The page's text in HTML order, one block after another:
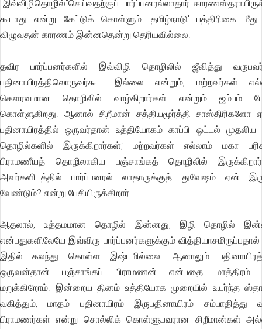
"இவ்விழிதொழில்"செய்வதற்குப் பார்ப்பனரல்லாதார்
கூடாது என்று கேட்டுக் கொள்ளும் 'தமிழ்நாடு' பத்திரிகை மீது
விழுவதன் காரணம் இன்னதென்று தெரியவில்லை.
தவிர பார்ப்பனர்களில் இவ்விழி தொழிலில் ஜீவித்து
பதினாயிரத்திலொருவர்கூட இல்லை என்றும், மற்றவர்கள்
கெளரவமான தொழிலில் வாழ்கிறார்கள் என்றும் ஜம்பம்
கொள்ளுகிறது. ஆனால் சிறீமான் சத்தியமூர்த்தி சாஸ்திரிகளோ
பதினாயிரத்தில் ஒருவர்தான் உத்தியோகம் காப்பி ஓட்டல் முதலிய
தொழில்களில் இருக்கிறார்கள்; மற்றவர்கள் எல்லாம் மகா
பிராமணீயத் தொழிலாகிய பஞ்சாங்கத் தொழிலில்
அவர்களிடத்தில் பார்ப்பனரல் லாதாருக்குத் துவேஷம் ஏன்
வேண்டும்? என்று பேசியிருக்கிறார்.
ஆதலால், உத்தமமான தொழில் இன்னது, இழி தொழில்
என்பதுகளிலேயே இவ்விரு பார்ப்பனர்களுக்கும் வித்தியாசமிருப்பதால்
இதில் கலந்து கொள்ள இஷ்டமில்லை. ஆனாலும்
ஒருவன்தான் பஞ்சாங்கப் பிராமணன் என்பதை மாத்திரம்
மறுக்கிறோம். இன்றைய தினம் உத்தியோக முறையில் உயர்ந்த
வகித்தும், மாதம் பதினாயிரம் இருபதினாயிரம் சம்பாதித்து
பிராமணர்கள் என்று சொல்லிக் கொள்ளுபவரான சிறீமான்கள்